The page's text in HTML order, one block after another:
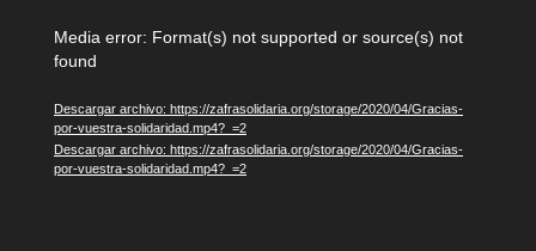
Reproductor
de
vídeo
Media error: Format(s) not supported or source(s) not
found
Descargar archivo: https://zafrasolidaria.org/storage/2020/04/Gracias-
por-vuestra-solidaridad.mp4?_=2
Descargar archivo: https://zafrasolidaria.org/storage/2020/04/Gracias-
por-vuestra-solidaridad.mp4?_=2